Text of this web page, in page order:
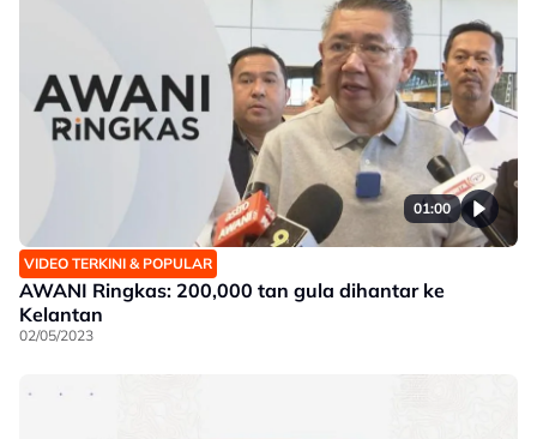
01:00
VIDEO TERKINI & POPULAR
AWANI Ringkas: 200,000 tan gula dihantar ke
Kelantan
02/05/2023